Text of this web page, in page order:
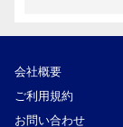
会社概要
ご利用規約
お問い合わせ